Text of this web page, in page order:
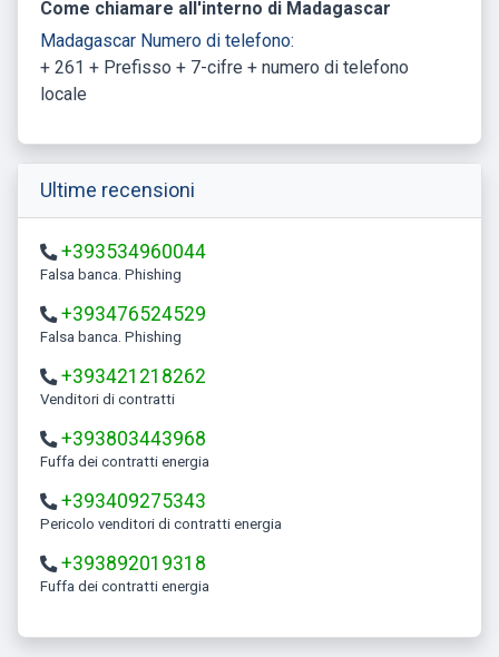
Come chiamare all'interno di Madagascar
Madagascar Numero di telefono:
+ 261 + Prefisso + 7-cifre + numero di telefono
locale
Ultime recensioni
+393534960044
Falsa banca. Phishing
+393476524529
Falsa banca. Phishing
+393421218262
Venditori di contratti
+393803443968
Fuffa dei contratti energia
+393409275343
Pericolo venditori di contratti energia
+393892019318
Fuffa dei contratti energia